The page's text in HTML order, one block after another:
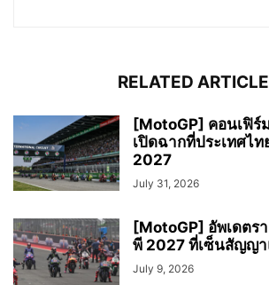
RELATED
[MotoGP] คอนเฟิร์
เปิดฉากที่ประเทศไ
2027
July 31, 2026
[MotoGP] อัพเดตร
พี 2027 ที่เซ็นสัญญา
July 9, 2026